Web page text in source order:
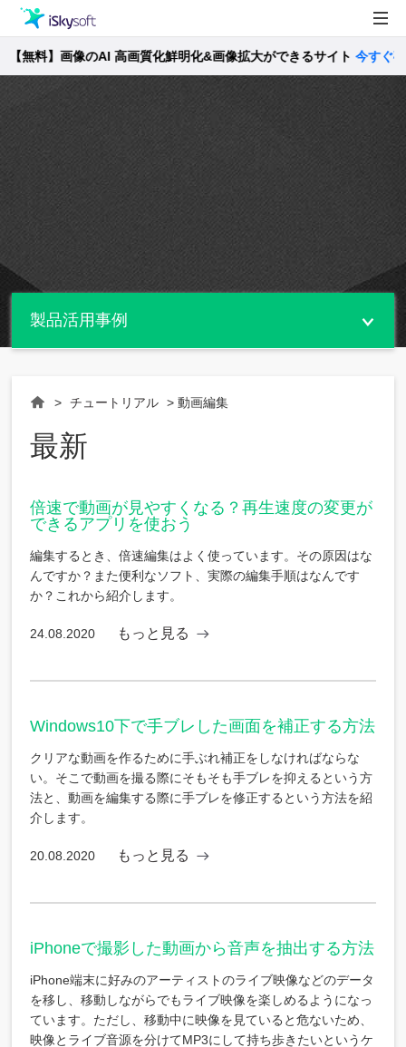
製品
Utility
製品活用事例
ストア
無料】画像のAI 高画質化鮮明化&画像拡大ができるサイト 今すぐ確
製品活用事例
> チュートリアル > 動画編集
最新
倍速で動画が見やすくなる？再生速度の変更が
できるアプリを使おう
編集するとき、倍速編集はよく使っています。その原因はな
んですか？また便利なソフト、実際の編集手順はなんです
か？これから紹介します。
24.08.2020 もっと見る
Windows10下で手ブレした画面を補正する方法
クリアな動画を作るために手ぶれ補正をしなければならな
い。そこで動画を撮る際にそもそも手ブレを抑えるという方
法と、動画を編集する際に手ブレを修正するという方法を紹
介します。
20.08.2020 もっと見る
iPhoneで撮影した動画から音声を抽出する方法
iPhone端末に好みのアーティストのライブ映像などのデータ
を移し、移動しながらでもライブ映像を楽しめるようになっ
ています。ただし、移動中に映像を見ていると危ないため、
映像とライブ音源を分けてMP3にして持ち歩きたいというケ